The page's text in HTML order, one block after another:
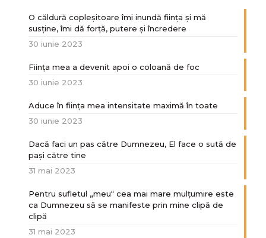
O căldură copleșitoare îmi inundă ființa și mă
susține, îmi dă forță, putere și încredere
30 iunie 2023
Ființa mea a devenit apoi o coloană de foc
30 iunie 2023
Aduce în ființa mea intensitate maximă în toate
30 iunie 2023
Dacă faci un pas către Dumnezeu, El face o sută de
paşi către tine
31 mai 2023
Pentru sufletul „meu“ cea mai mare mulțumire este
ca Dumnezeu să se manifeste prin mine clipă de
clipă
31 mai 2023